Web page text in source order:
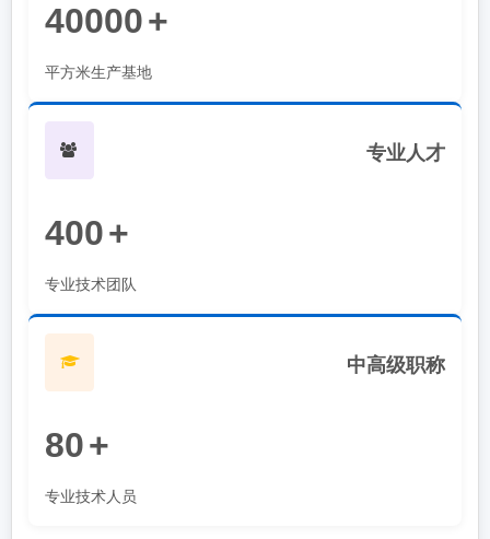
40000+
平方米生产基地
专业人才
400+
专业技术团队
中高级职称
80+
专业技术人员